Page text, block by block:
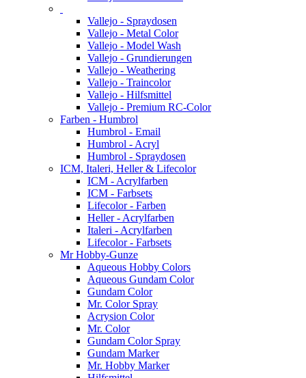
Vallejo - Spraydosen
Vallejo - Metal Color
Vallejo - Model Wash
Vallejo - Grundierungen
Vallejo - Weathering
Vallejo - Traincolor
Vallejo - Hilfsmittel
Vallejo - Premium RC-Color
Farben - Humbrol
Humbrol - Email
Humbrol - Acryl
Humbrol - Spraydosen
ICM, Italeri, Heller & Lifecolor
ICM - Acrylfarben
ICM - Farbsets
Lifecolor - Farben
Heller - Acrylfarben
Italeri - Acrylfarben
Lifecolor - Farbsets
Mr Hobby-Gunze
Aqueous Hobby Colors
Aqueous Gundam Color
Gundam Color
Mr. Color Spray
Acrysion Color
Mr. Color
Gundam Color Spray
Gundam Marker
Mr. Hobby Marker